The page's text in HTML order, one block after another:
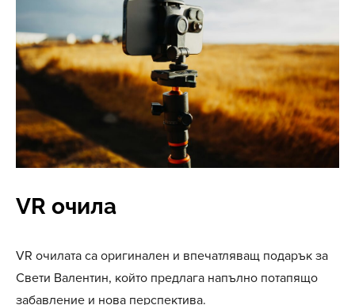
VR очила
VR очилата са оригинален и впечатляващ подарък за
Свети Валентин, който предлага напълно потапящо
забавление и нова перспектива.